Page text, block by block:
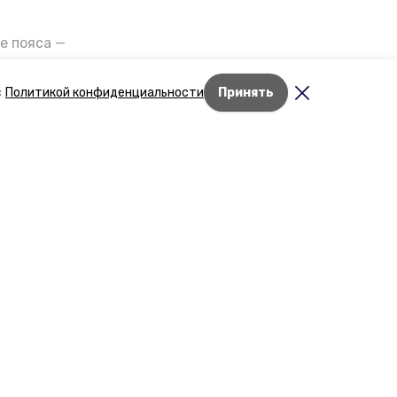
Политикой конфиденциальности Принять
пояса —
на